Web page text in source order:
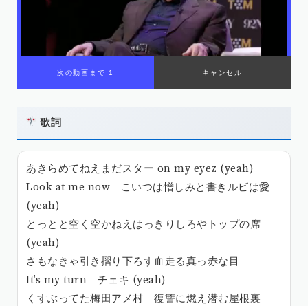
歌詞
あきらめてねえまだスター on my eyez (yeah)
Look at me now こいつは憎しみと書きルビは愛
(yeah)
とっとと空く空かねえはっきりしろやトップの席
(yeah)
さもなきゃ引き摺り下ろす血走る真っ赤な目
It’s my turn チェキ (yeah)
くすぶってた梅田アメ村 復讐に燃え潜む屋根裏